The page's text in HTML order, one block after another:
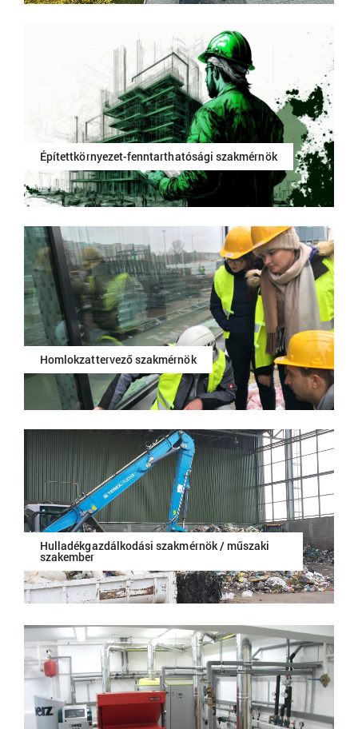
Építettkörnyezet-fenntarthatósági szakmérnök
Homlokzattervező szakmérnök
Hulladékgazdálkodási szakmérnök / műszaki
szakember